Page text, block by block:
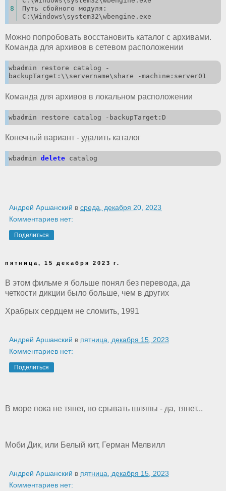
Путь сбойного модуля:
C:\Windows\system32\wbengine.exe
Можно попробовать восстановить каталог с архивами.
Команда для архивов в сетевом расположении
wbadmin restore catalog -
backupTarget:\\servername\share -machine:server01
Команда для архивов в локальном расположении
wbadmin restore catalog -backupTarget:D
Конечный вариант - удалить каталог
wbadmin delete catalog
Андрей Аршанский в среда, декабря 20, 2023
Комментариев нет:
Поделиться
пятница, 15 декабря 2023 г.
В этом фильме я больше понял без перевода, да
четкости дикции было больше, чем в других
Храбрых сердцем не сломить, 1991
Андрей Аршанский в пятница, декабря 15, 2023
Комментариев нет:
Поделиться
В море пока не тянет, но срывать шляпы - да, тянет...
Моби Дик, или Белый кит, Герман Мелвилл
Андрей Аршанский в пятница, декабря 15, 2023
Комментариев нет: